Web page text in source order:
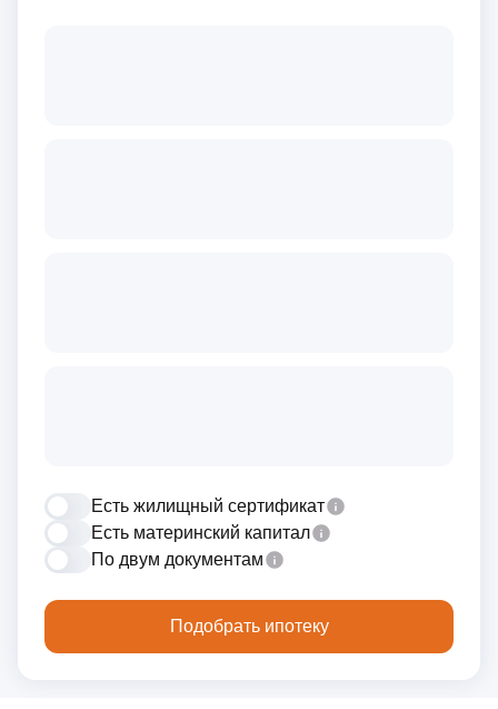
Есть жилищный сертификат
Есть материнский капитал
По двум документам
Подобрать ипотеку